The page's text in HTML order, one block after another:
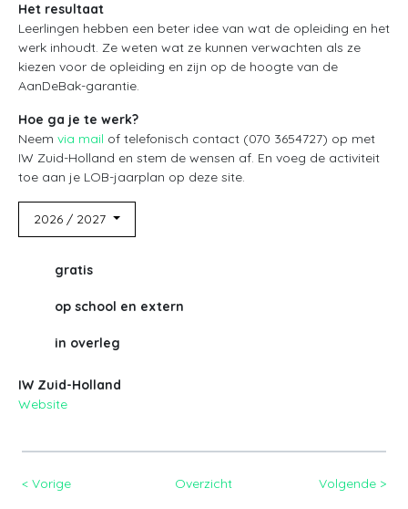
Het resultaat
Leerlingen hebben een beter idee van wat de opleiding en het
werk inhoudt. Ze weten wat ze kunnen verwachten als ze
kiezen voor de opleiding en zijn op de hoogte van de
AanDeBak-garantie.
Hoe ga je te werk?
Neem via mail of telefonisch contact (070 3654727) op met
IW Zuid-Holland en stem de wensen af. En voeg de activiteit
toe aan je LOB-jaarplan op deze site.
2026 / 2027
gratis
op school en extern
in overleg
IW Zuid-Holland
Website
< Vorige Overzicht Volgende >